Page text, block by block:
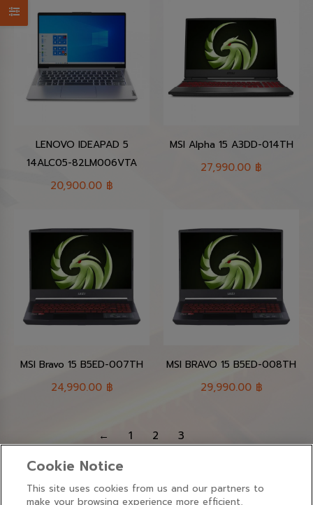
LENOVO IDEAPAD 5
14ALC05-82LM006VTA
20,900.00 ฿
MSI Alpha 15 A3DD-014TH
27,990.00 ฿
MSI Bravo 15 B5ED-007TH
24,990.00 ฿
MSI BRAVO 15 B5ED-008TH
29,990.00 ฿
← 1 2 3
Cookie Notice
This site uses cookies from us and our partners to
make your browsing experience more efficient,